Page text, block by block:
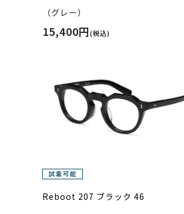
（グレー）
15,400円(税込)
Reboot 207 ブラック 46